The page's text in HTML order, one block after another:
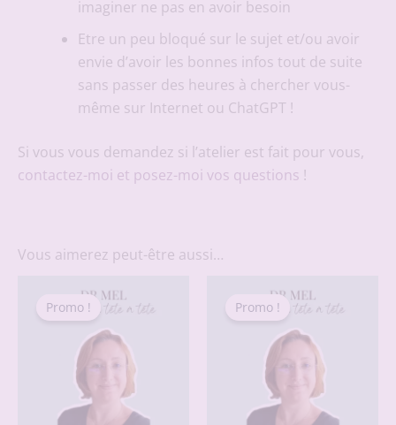
imaginer ne pas en avoir besoin
Etre un peu bloqué sur le sujet et/ou avoir
envie d’avoir les bonnes infos tout de suite
sans passer des heures à chercher vous-
même sur Internet ou ChatGPT !
Si vous vous demandez si l’atelier est fait pour vous,
contactez-moi et posez-moi vos questions !
Vous aimerez peut-être aussi…
Promo !
Promo ! Promo !
Promo !